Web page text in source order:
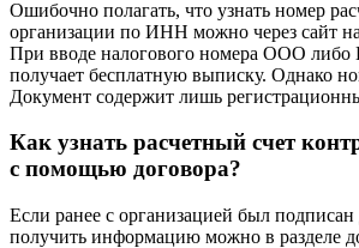
Получение данных об иностранной
своими особенностями, так как все
учитывать законодательные нормы
Можно ли узнать номер счета
Ошибочно полагать, что узнать номер
организации по ИНН можно через сайт
получает бесплатную выписку. Однако
Документ содержит лишь